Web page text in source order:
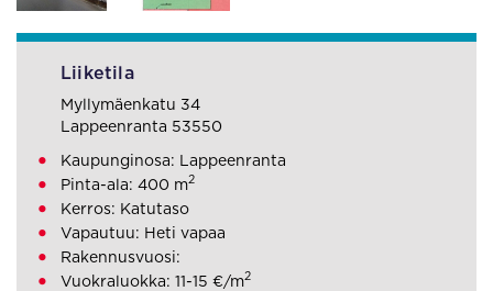
Liiketila
Myllymäenkatu 34
Lappeenranta 53550
Kaupunginosa: Lappeenranta
Pinta-ala: 400 m2
Kerros: Katutaso
Vapautuu: Heti vapaa
Rakennusvuosi:
Vuokraluokka: 11-15 €/m2